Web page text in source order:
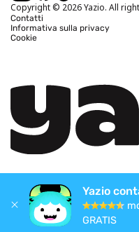
Copyright © 2026 Yazio. All
Contatti
Informativa sulla privacy
Cookie
Yazio
GRATIS